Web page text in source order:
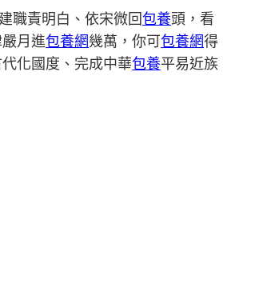
職責明白、依宋微回包養頭，看
月進包養網幾萬，你可包養網得
化國度、完成中華包養平易近族